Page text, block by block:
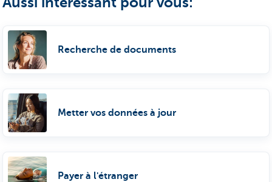
Recherche de documents
Metter vos données à jour
Payer à l'étranger